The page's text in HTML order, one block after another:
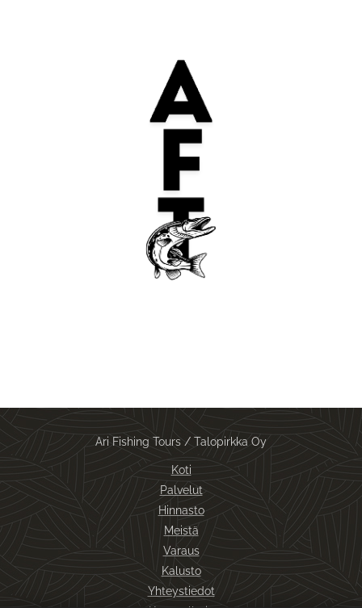
Ari Fishing Tours / Talopirkka Oy
Koti
Palvelut
Hinnasto
Meistä
Varaus
Kalusto
Yhteystiedot